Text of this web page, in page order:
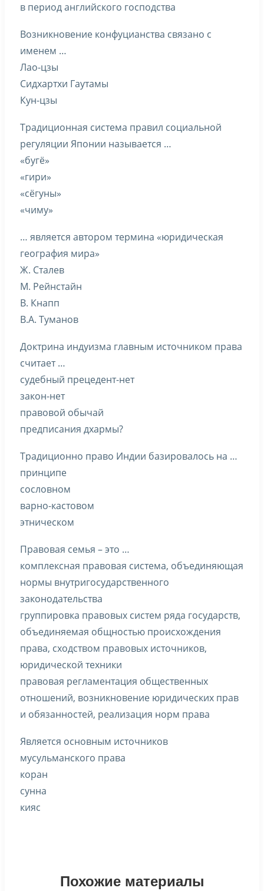
в период английского господства
Возникновение конфуцианства связано с
именем …
Лао-цзы
Сидхартхи Гаутамы
Кун-цзы
Традиционная система правил социальной
регуляции Японии называется …
«бугё»
«гири»
«сёгуны»
«чиму»
… является автором термина «юридическая
география мира»
Ж. Сталев
М. Рейнстайн
В. Кнапп
В.А. Туманов
Доктрина индуизма главным источником права
считает …
судебный прецедент-нет
закон-нет
правовой обычай
предписания дхармы?
Традиционно право Индии базировалось на …
принципе
сословном
варно-кастовом
этническом
Правовая семья – это …
комплексная правовая система, объединяющая
нормы внутригосударственного
законодательства
группировка правовых систем ряда государств,
объединяемая общностью происхождения
права, сходством правовых источников,
юридической техники
правовая регламентация общественных
отношений, возникновение юридических прав
и обязанностей, реализация норм права
Является основным источников
мусульманского права
коран
сунна
кияс
Похожие материалы